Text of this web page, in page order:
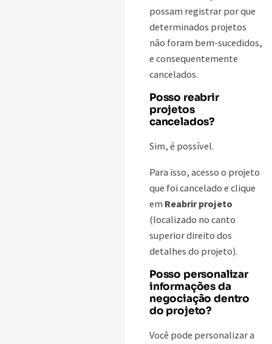
possam registrar por que
determinados projetos
não foram bem-sucedidos,
e consequentemente
cancelados.
Posso reabrir
projetos
cancelados?
Sim, é possível.
Para isso, acesso o projeto
que foi cancelado e clique
em Reabrir projeto
(localizado no canto
superior direito dos
detalhes do projeto).
Posso personalizar
informações da
negociação dentro
do projeto?
Você pode personalizar a